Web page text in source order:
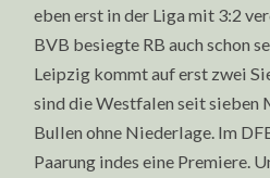
eben erst in der Liga mit 3:2
BVB besiegte RB auch schon
Leipzig kommt auf erst zwei
sind die Westfalen seit sieben
Bullen ohne Niederlage. Im
Paarung indes eine Premiere.